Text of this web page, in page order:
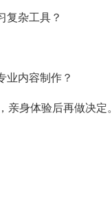
复杂工具？
业内容制作？
身体验后再做决定。